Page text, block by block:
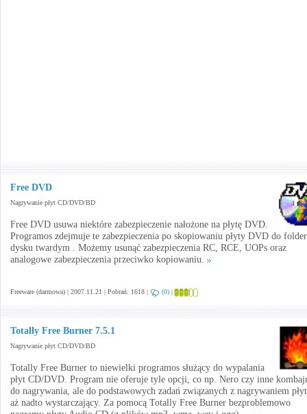
Free DVD
Nagrywanie płyt CD/DVD/BD
Free DVD usuwa niektóre zabezpieczenie nałożone na płytę DVD.
Programos zdejmuje te zabezpieczenia po skopiowaniu płyty DVD do
dysku twardym . Możemy usunąć zabezpieczenia RC, RCE, UOPs oraz
analogowe zabezpieczenia przeciwko kopiowaniu.
Freeware (darmowa) | 2007.11.21 | Pobrań: 1618 | (0) |
Totally Free Burner 7.5.1
Nagrywanie płyt CD/DVD/BD
Totally Free Burner to niewielki programos służący do wypalania
płyt CD/DVD. Program nie oferuje tyle opcji, co np. Nero czy inne
do nagrywania, ale do podstawowych zadań związanych z nagrywaniem
aż nadto wystarczający. Za pomocą Totally Free Burner bezproblemowo